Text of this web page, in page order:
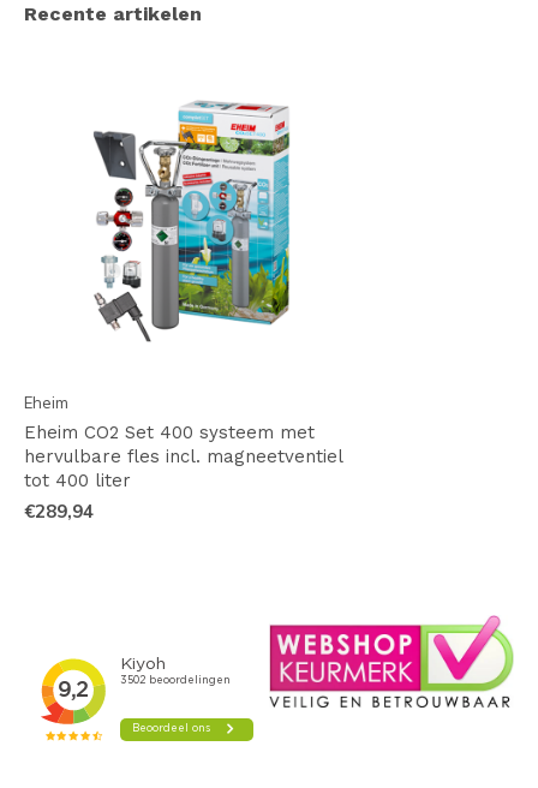
Recente artikelen
Eheim
Eheim CO2 Set 400 systeem met
hervulbare fles incl. magneetventiel
tot 400 liter
€289,94